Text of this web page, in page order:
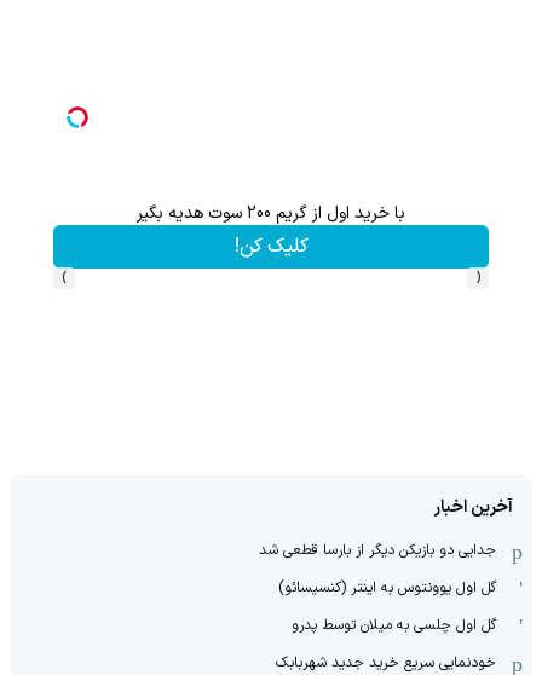
با خرید اول از گریم 200 سوت هدیه بگیر
کلیک کن!
‹
›
آخرین اخبار
جدایی دو بازیکن دیگر از بارسا قطعی شد
گل اول یوونتوس به اینتر (کنسیسائو)
گل اول چلسی به میلان توسط پدرو
خودنمایی سریع خرید جدید شهربابک